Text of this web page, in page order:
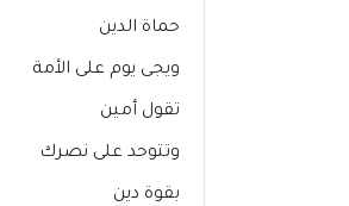
حماة الدين
ويجى يوم على الأمة
تقول أمين
وتتوحد على نصرك
بقوة دين